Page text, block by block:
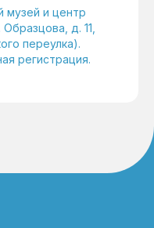
музей и центр
д. 11,
переулка).
регистрация.